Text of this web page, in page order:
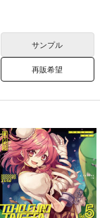
サンプル
再販希望